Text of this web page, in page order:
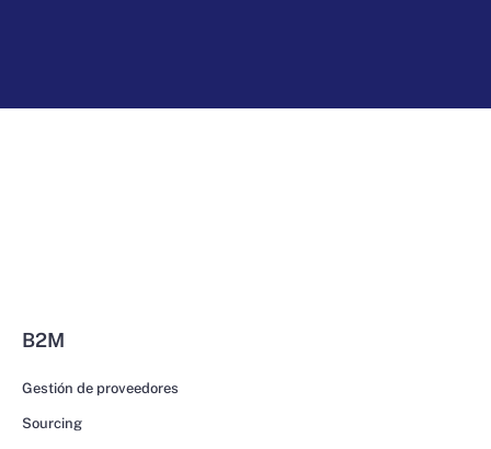
B2M
Gestión de proveedores
Sourcing